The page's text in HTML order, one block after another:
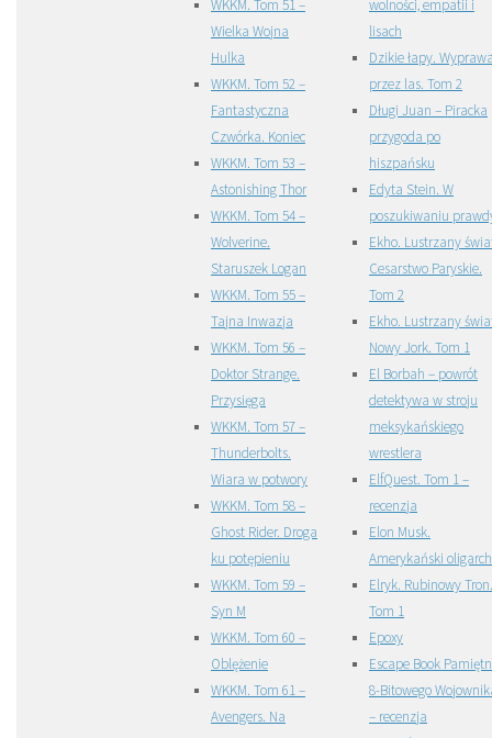
WKKM. Tom 51 –
Wielka Wojna
Hulka
WKKM. Tom 52 –
Fantastyczna
Czwórka. Koniec
WKKM. Tom 53 –
Astonishing Thor
WKKM. Tom 54 –
Wolverine.
Staruszek Logan
WKKM. Tom 55 –
Tajna Inwazja
WKKM. Tom 56 –
Doktor Strange.
Przysięga
WKKM. Tom 57 –
Thunderbolts.
Wiara w potwory
WKKM. Tom 58 –
Ghost Rider. Droga
ku potępieniu
WKKM. Tom 59 –
Syn M
WKKM. Tom 60 –
Oblężenie
WKKM. Tom 61 –
Avengers. Na
wolności, empatii i
lisach
Dzikie łapy.
przez las. Tom 2
Długi Juan – Piracka
przygoda po
hiszpańsku
Edyta Stein. W
poszukiwaniu
Ekho. Lustrzany
Cesarstwo Paryskie.
Tom 2
Ekho. Lustrzany
Nowy Jork. Tom 1
El Borbah – powrót
detektywa w stroju
meksykańskiego
wrestlera
ElfQuest. Tom 1 –
recenzja
Elon Musk.
Amerykański
Elryk. Rubinowy Tron.
Tom 1
Epoxy
Escape Book
8-Bitowego
– recenzja